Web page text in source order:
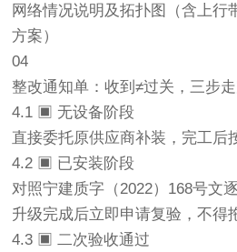
网络情况说明及拓扑图（含上行
方案）
04
整改通知单：收到≠过关，三步
4.1 ▣ 无设备阶段
直接委托原供应商补装，完工后
4.2 ▣ 已安装阶段
对照宁建质字（2022）168号文
升级完成后立即申请复验，不得
4.3 ▣ 二次验收通过